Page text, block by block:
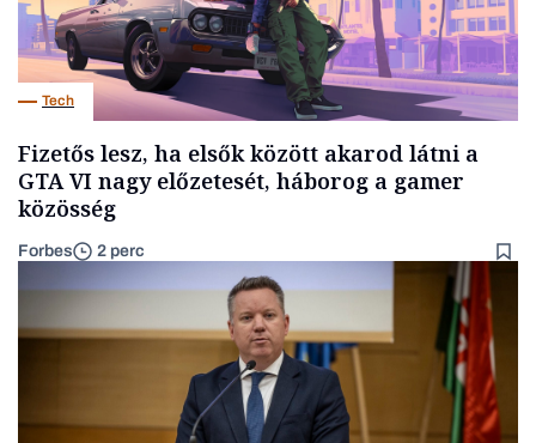
Tech
Fizetős lesz, ha elsők között akarod látni a
GTA VI nagy előzetesét, háborog a gamer
közösség
Forbes 2 perc